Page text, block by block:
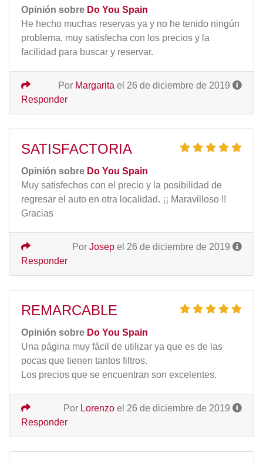
Opinión sobre Do You Spain
He hecho muchas reservas ya y no he tenido ningún
problema, muy satisfecha con los precios y la
facilidad para buscar y reservar.
Por Margarita el 26 de diciembre de 2019
Responder
SATISFACTORIA
Opinión sobre Do You Spain
Muy satisfechos con el precio y la posibilidad de
regresar el auto en otra localidad. ¡¡ Maravilloso !!
Gracias
Por Josep el 26 de diciembre de 2019
Responder
REMARCABLE
Opinión sobre Do You Spain
Una página muy fácil de utilizar ya que es de las
pocas que tienen tantos filtros.
Los precios que se encuentran son excelentes.
Por Lorenzo el 26 de diciembre de 2019
Responder